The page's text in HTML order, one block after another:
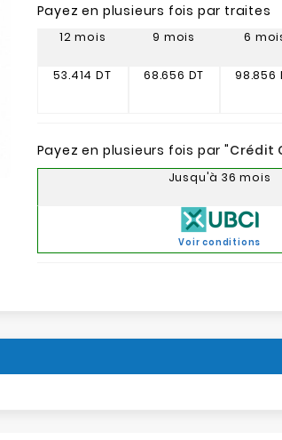
Payez en plusieurs fois par traites
12 mois
53.414 DT
9 mois
68.656 DT
6
98.856
Payez en plusieurs fois par "Crédit
Jusqu'à 36 mois
Voir conditions